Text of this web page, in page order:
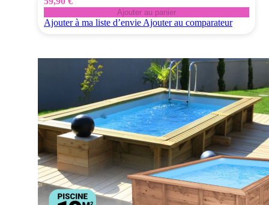
Ajouter au panier
Ajouter à ma liste d’envie Ajouter au comparateur